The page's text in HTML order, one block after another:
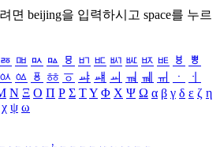
면 beijing을 입력하시고 space를 누르
ㅭ ㅮ ㅯ ㅰ ㅱ ㅲ ㅳ ㅴ ㅵ ㅶ ㅷ ㅸ
ㅹ
ㆂ ㆃ ㆄ ㆅ ㆆ ㆇ ㆈ ㆉ ㆊ ㆋ ㆌ ㆍ
ㆎ
Ν Ξ Ο Π Ρ Σ ΤΥ Φ Χ Ψ Ω α β γ δ ε ζ η
χ ψ ω